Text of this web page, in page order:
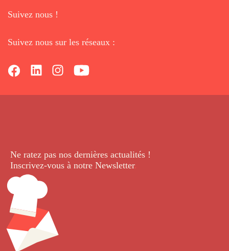
Suivez nous !
Suivez nous sur les réseaux :
Ne ratez pas nos dernières actualités !
Inscrivez-vous à notre Newsletter.